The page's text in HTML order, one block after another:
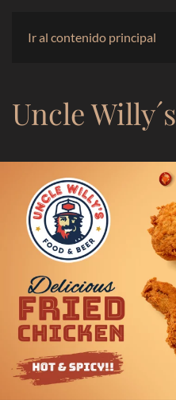
Ir al contenido principal
Uncle Willy´s